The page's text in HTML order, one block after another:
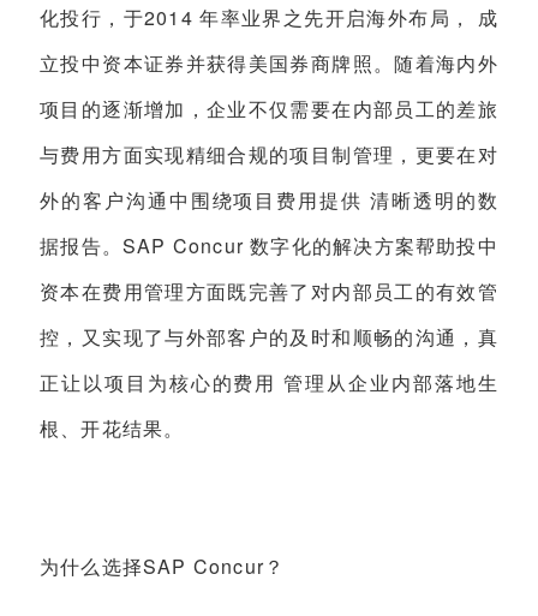
化投行，于2014 年率业界之先开启海外布局， 成
立投中资本证券并获得美国券商牌照。随着海内外
项目的逐渐增加，企业不仅需要在内部员工的差旅
与费用方面实现精细合规的项目制管理，更要在对
外的客户沟通中围绕项目费用提供 清晰透明的数
据报告。SAP Concur 数字化的解决方案帮助投中
资本在费用管理方面既完善了对内部员工的有效管
控，又实现了与外部客户的及时和顺畅的沟通，真
正让以项目为核心的费用 管理从企业内部落地生
根、开花结果。
为什么选择SAP Concur？